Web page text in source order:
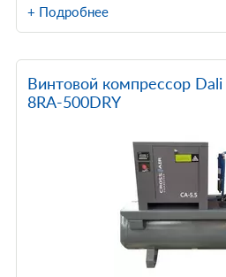
+ Подробнее
Винтовой компрессор
8RA-500DRY